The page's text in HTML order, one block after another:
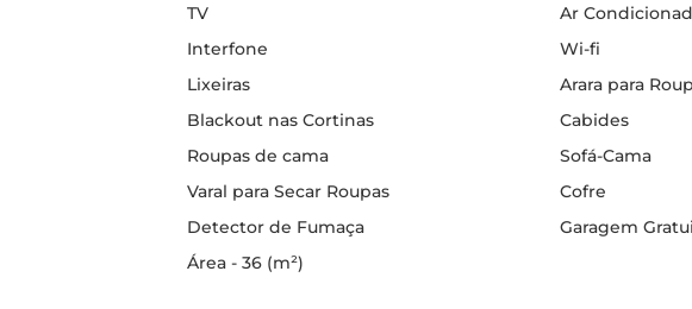
TV
Ar
Interfone
Wi-fi
Lixeiras
Arara para
Blackout nas Cortinas
Cabides
Roupas de cama
Sofá-Cama
Varal para Secar Roupas
Cofre
Detector de Fumaça
Garagem
Área - 36 (m²)